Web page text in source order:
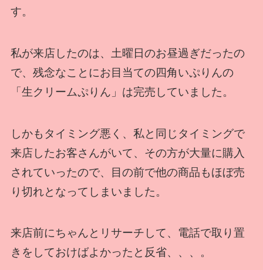
す。
私が来店したのは、土曜日のお昼過ぎだったの
で、残念なことにお目当ての四角いぷりんの
「生クリームぷりん」は完売していました。
しかもタイミング悪く、私と同じタイミングで
来店したお客さんがいて、その方が大量に購入
されていったので、目の前で他の商品もほぼ売
り切れとなってしまいました。
来店前にちゃんとリサーチして、電話で取り置
きをしておけばよかったと反省、、、。